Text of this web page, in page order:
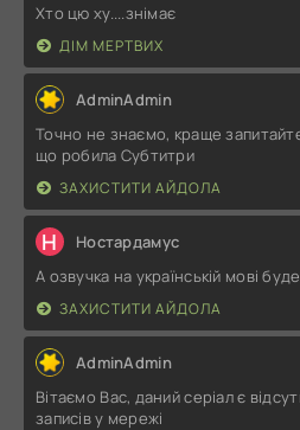
Хто цю ху....знімає
ДІМ МЕРТВИХ
AdminAdmin
Точно не знаємо, краще
що робила Субтитри
ЗАХИСТИТИ АЙДОЛА
Н Ностардамус
А озвучка на українській мові
ЗАХИСТИТИ АЙДОЛА
AdminAdmin
Вітаємо Вас, даний серіал є
записів у мережі